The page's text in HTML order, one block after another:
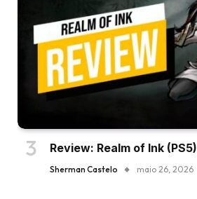
Review: Realm of Ink (PS5)
Sherman Castelo maio 26, 2026